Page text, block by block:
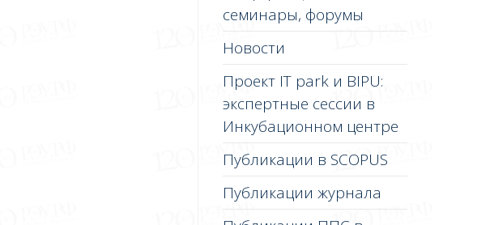
семинары, форумы
Новости
Проект IT park и BIPU:
экспертные сессии в
Инкубационном центре
Публикации в SCOPUS
Публикации журнала